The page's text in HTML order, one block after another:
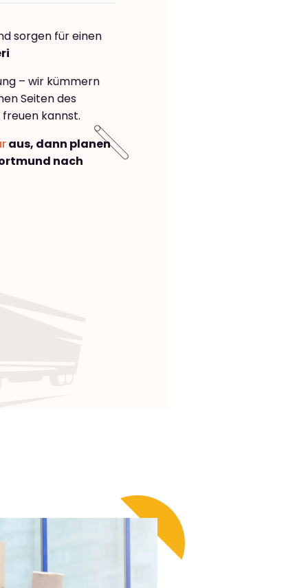
sorgen für einen
– wir kümmern
Seiten des
freuen kannst.
aus, dann planen
nach